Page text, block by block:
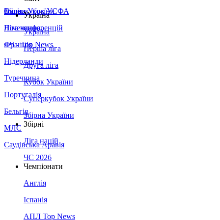
Збірна України
Італія
Німеччина
Франція
Нідерланди
Туреччина
Португалія
Бельгія
МЛС
Саудівська Аравія
Суперкубок УЄФА
Ліга конференцій
ЛЧ - Top News
Україна
Україна
Перша ліга
Друга ліга
Кубок України
Суперкубок України
Збірна України
Збірні
Ліга націй
ЧС 2026
Чемпіонати
Англія
Іспанія
АПЛ Top News